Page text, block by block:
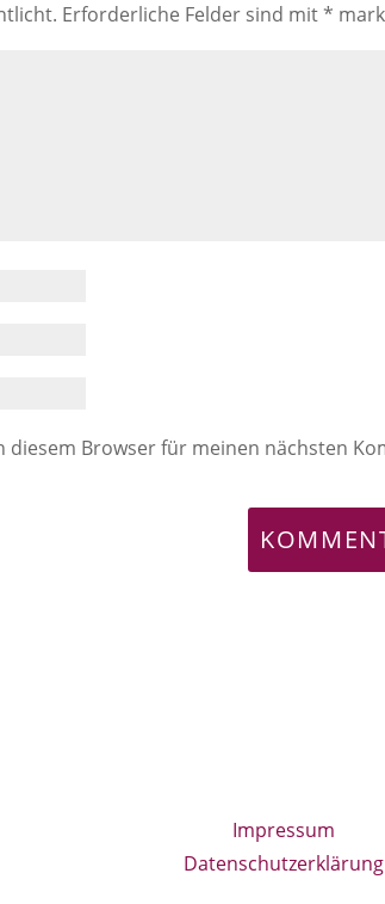
Erforderliche Felder sind mit*
diesem Browser für meinen nächsten
Impressum
Datenschutzerklärung